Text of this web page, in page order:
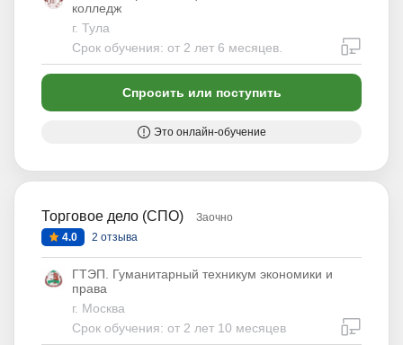
колледж
г. Тула
Срок обучения: от 2 лет 6 месяцев.
Спросить или поступить
Это онлайн-обучение
Торговое дело (СПО)
Заочно
4.0
2 отзыва
ГТЭП. Гуманитарный техникум экономики и
права
г. Москва
Срок обучения: от 2 лет 10 месяцев